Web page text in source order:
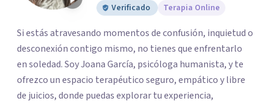
Verificado
Terapia Online
Si estás atravesando momentos de confusión, inquietud o
desconexión contigo mismo, no tienes que enfrentarlo
en soledad. Soy Joana García, psicóloga humanista, y te
ofrezco un espacio terapéutico seguro, empático y libre
de juicios, donde puedas explorar tu experiencia,